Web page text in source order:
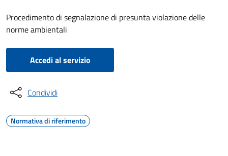
Procedimento di segnalazione di presunta violazione delle
norme ambientali
Accedi al servizio
Condividi
Normativa di riferimento